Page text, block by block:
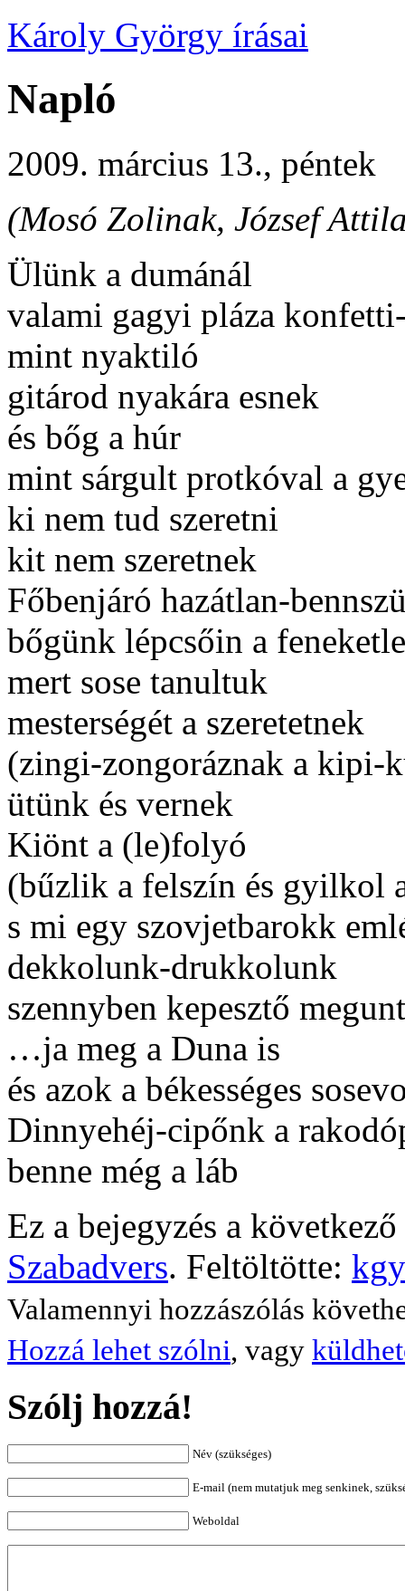
Károly György írásai
Napló
2009. március 13., péntek
(Mosó Zolinak, József
Ülünk a dumánál
valami gagyi pláza
mint nyaktiló
gitárod nyakára esnek
és bőg a húr
mint sárgult protkóval a
ki nem tud szeretni
kit nem szeretnek
Főbenjáró hazátlan-
bőgünk lépcsőin a
mert sose tanultuk
mesterségét a szeretetnek
(zingi-zongoráznak a kipi-
ütünk és vernek
Kiönt a (le)folyó
(bűzlik a felszín és gyilkol
s mi egy szovjetbarokk
dekkolunk-drukkolunk
szennyben kepesztő
…ja meg a Duna is
és azok a békességes
Dinnyehéj-cipőnk a
benne még a láb
Ez a bejegyzés a
Szabadvers. Feltöltötte:
Valamennyi hozzászólás
Hozzá lehet szólni, vagy
Szólj hozzá!
Név (szükséges)
E-mail (nem mutatjuk meg senkinek,
Weboldal